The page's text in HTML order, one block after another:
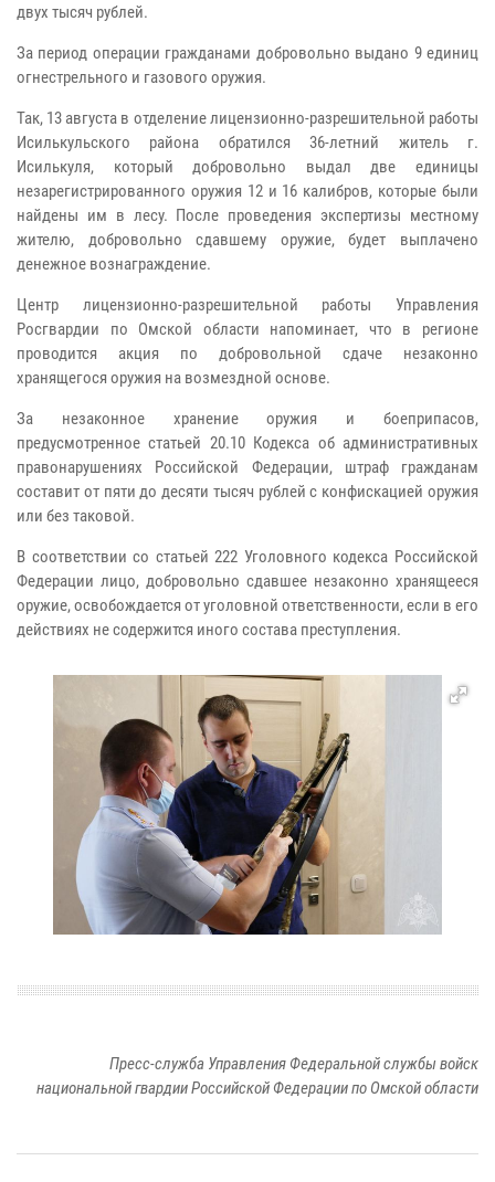
двух тысяч рублей.
За период операции гражданами добровольно выдано 9 единиц
огнестрельного и газового оружия.
Так, 13 августа в отделение лицензионно-разрешительной работы
Исилькульского района обратился 36-летний житель г.
Исилькуля, который добровольно выдал две единицы
незарегистрированного оружия 12 и 16 калибров, которые были
найдены им в лесу. После проведения экспертизы местному
жителю, добровольно сдавшему оружие, будет выплачено
денежное вознаграждение.
Центр лицензионно-разрешительной работы Управления
Росгвардии по Омской области напоминает, что в регионе
проводится акция по добровольной сдаче незаконно
хранящегося оружия на возмездной основе.
За незаконное хранение оружия и боеприпасов,
предусмотренное статьей 20.10 Кодекса об административных
правонарушениях Российской Федерации, штраф гражданам
составит от пяти до десяти тысяч рублей с конфискацией оружия
или без таковой.
В соответствии со статьей 222 Уголовного кодекса Российской
Федерации лицо, добровольно сдавшее незаконно хранящееся
оружие, освобождается от уголовной ответственности, если в его
действиях не содержится иного состава преступления.
Пресс-служба Управления Федеральной службы войск
национальной гвардии Российской Федерации по Омской области